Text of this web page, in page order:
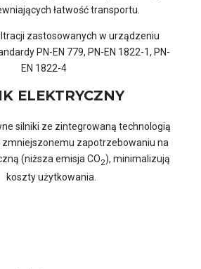
łatwość transportu.
zastosowanych w urządzeniu
PN-EN 779, PN-EN 1822-1, PN-
EN 1822-4
ELEKTRYCZNY
silniki ze zintegrowaną technologią
zmniejszonemu zapotrzebowaniu na
(niższa emisja CO2), minimalizują
koszty użytkowania.